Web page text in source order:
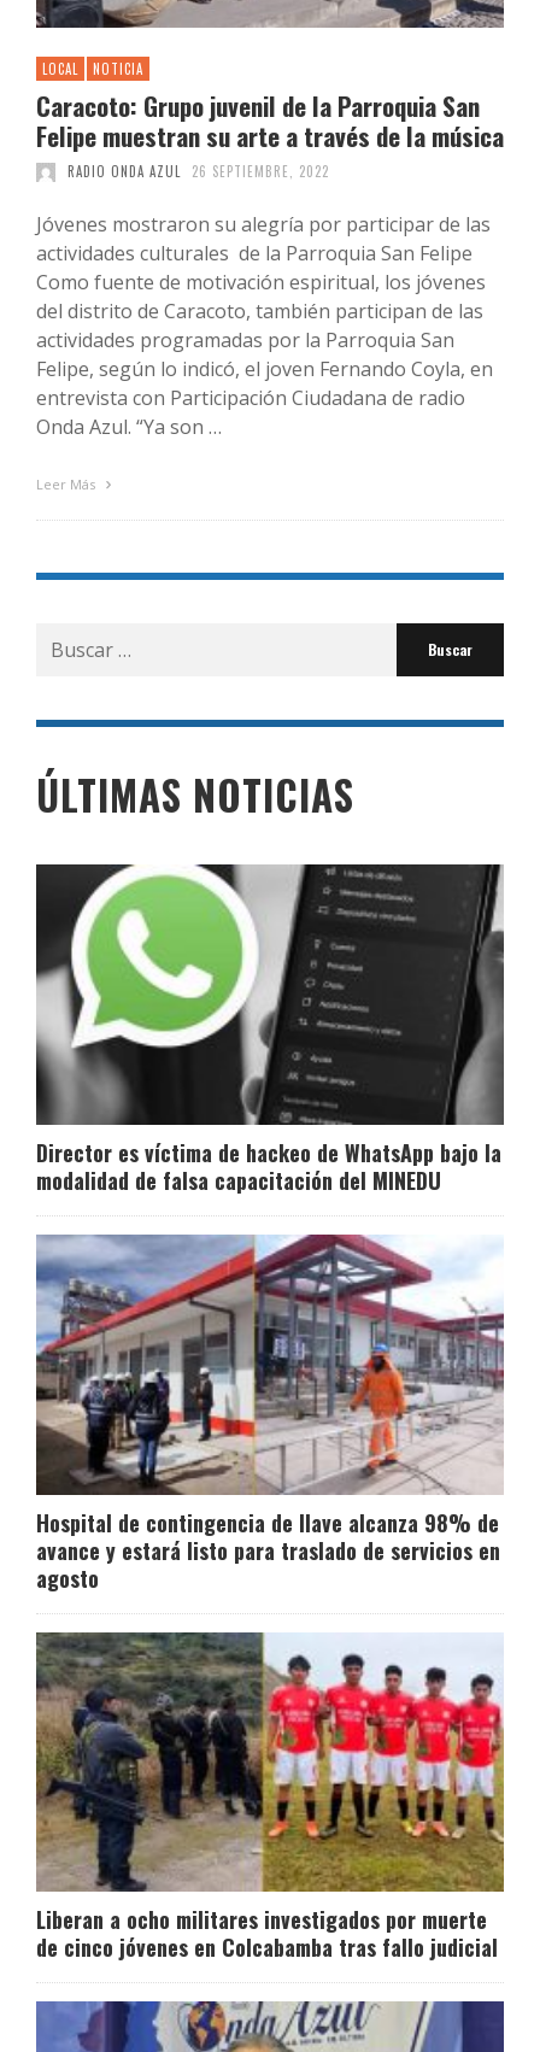
LOCAL NOTICIA
Caracoto: Grupo juvenil de la Parroquia San
Felipe muestran su arte a través de la música
RADIO ONDA AZUL 26 SEPTIEMBRE, 2022
Jóvenes mostraron su alegría por participar de las
actividades culturales de la Parroquia San Felipe
Como fuente de motivación espiritual, los jóvenes
del distrito de Caracoto, también participan de las
actividades programadas por la Parroquia San
Felipe, según lo indicó, el joven Fernando Coyla, en
entrevista con Participación Ciudadana de radio
Onda Azul. “Ya son …
Leer Más
Buscar
por:
ÚLTIMAS NOTICIAS
Director es víctima de hackeo de WhatsApp bajo la
modalidad de falsa capacitación del MINEDU
Hospital de contingencia de Ilave alcanza 98% de
avance y estará listo para traslado de servicios en
agosto
Liberan a ocho militares investigados por muerte
de cinco jóvenes en Colcabamba tras fallo judicial